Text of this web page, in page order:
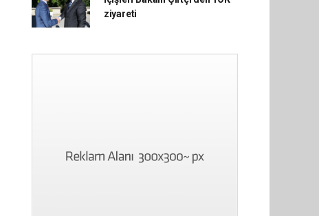
ziyareti